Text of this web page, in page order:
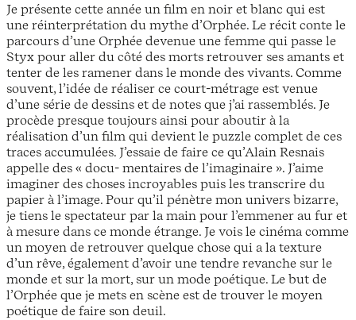
Je présente cette année un film en noir et blanc qui est
une réinterprétation du mythe d’Orphée. Le récit conte le
parcours d’une Orphée devenue une femme qui passe le
Styx pour aller du côté des morts retrouver ses amants et
tenter de les ramener dans le monde des vivants. Comme
souvent, l’idée de réaliser ce court-métrage est venue
d’une série de dessins et de notes que j’ai rassemblés. Je
procède presque toujours ainsi pour aboutir à la
réalisation d’un film qui devient le puzzle complet de ces
traces accumulées. J’essaie de faire ce qu’Alain Resnais
appelle des « docu- mentaires de l’imaginaire ». J’aime
imaginer des choses incroyables puis les transcrire du
papier à l’image. Pour qu’il pénètre mon univers bizarre,
je tiens le spectateur par la main pour l’emmener au fur et
à mesure dans ce monde étrange. Je vois le cinéma comme
un moyen de retrouver quelque chose qui a la texture
d’un rêve, également d’avoir une tendre revanche sur le
monde et sur la mort, sur un mode poétique. Le but de
l’Orphée que je mets en scène est de trouver le moyen
poétique de faire son deuil.